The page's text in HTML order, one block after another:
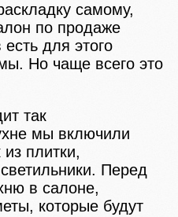
самому,
по продаже
для этого
Но чаще всего это
так
мы включили
плитки,
Перед
в салоне,
которые будут